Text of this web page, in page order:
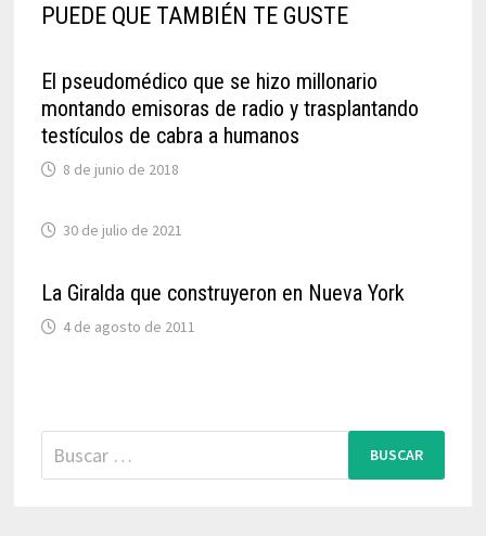
PUEDE QUE TAMBIÉN TE GUSTE
El pseudomédico que se hizo millonario
montando emisoras de radio y trasplantando
testículos de cabra a humanos
8 de junio de 2018
30 de julio de 2021
La Giralda que construyeron en Nueva York
4 de agosto de 2011
Buscar: